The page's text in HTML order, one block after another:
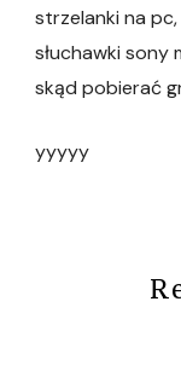
strzelanki na
słuchawki
skąd pobierać
yyyyy